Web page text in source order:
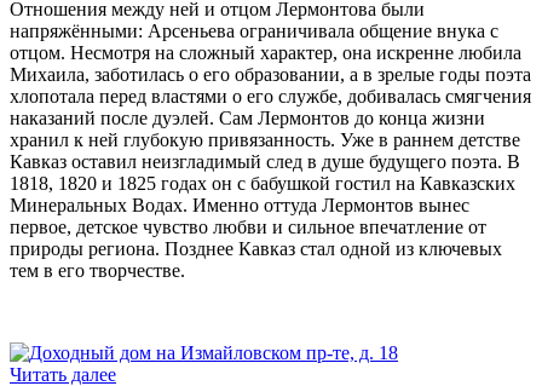
Отношения между ней и отцом Лермонтова были
напряжёнными: Арсеньева ограничивала общение внука с
отцом. Несмотря на сложный характер, она искренне любила
Михаила, заботилась о его образовании, а в зрелые годы поэта
хлопотала перед властями о его службе, добивалась смягчения
наказаний после дуэлей. Сам Лермонтов до конца жизни
хранил к ней глубокую привязанность. Уже в раннем детстве
Кавказ оставил неизгладимый след в душе будущего поэта. В
1818, 1820 и 1825 годах он с бабушкой гостил на Кавказских
Минеральных Водах. Именно оттуда Лермонтов вынес
первое, детское чувство любви и сильное впечатление от
природы региона. Позднее Кавказ стал одной из ключевых
тем в его творчестве.
Читать далее